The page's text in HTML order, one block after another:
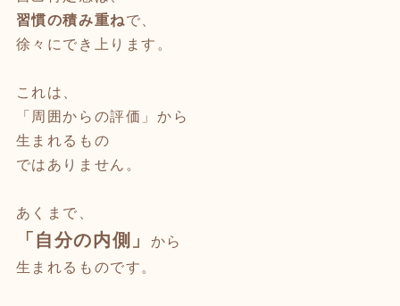
習慣の積み重ねで、
徐々にでき上ります。
これは、
「周囲からの評価」から
生まれるもの
ではありません。
あくまで、
「自分の内側」
から
生まれるものです。